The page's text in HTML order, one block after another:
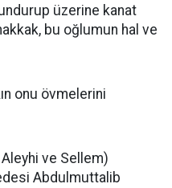
üzerine kanat
bu oğlumun hal ve
onu övmelerini
ve Sellem)
Abdulmuttalib